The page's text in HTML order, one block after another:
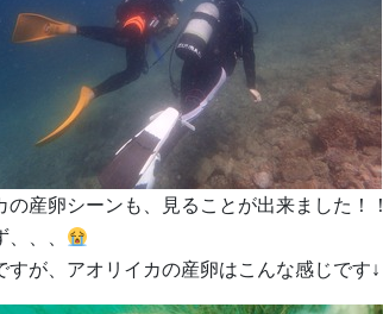
産卵シーンも、見ることが出来ました！！
、、
すが、アオリイカの産卵はこんな感じです↓